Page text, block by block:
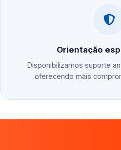
Orientação
Disponibilizamos suporte
oferecendo mais